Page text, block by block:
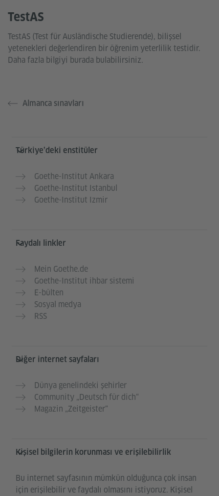
TestAS
TestAS (Test für Ausländische Studierende), bilişsel
yetenekleri değerlendiren bir öğrenim yeterlilik testidir.
Daha fazla bilgiyi burada bulabilirsiniz.
Almanca sınavları
Service- und Informationsbereich
Türkiye’deki enstitüler
Goethe-Institut Ankara
Goethe-Institut Istanbul
Goethe-Institut Izmir
Faydalı linkler
Mein Goethe.de
Goethe-Institut ihbar sistemi
E-bülten
Sosyal medya
RSS
Diğer internet sayfaları
Dünya genelindeki şehirler
Community „Deutsch für dich“
Magazin „Zeitgeister“
Kişisel bilgilerin korunması ve erişilebilirlik
Bu internet sayfasının mümkün olduğunca çok insan
için erişilebilir ve faydalı olmasını istiyoruz. Kişisel